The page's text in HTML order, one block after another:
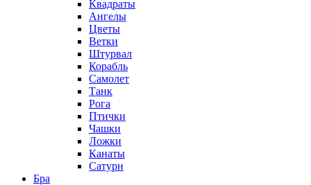
Квадраты
Ангелы
Цветы
Ветки
Штурвал
Корабль
Самолет
Танк
Рога
Птички
Чашки
Ложки
Канаты
Сатурн
Бра